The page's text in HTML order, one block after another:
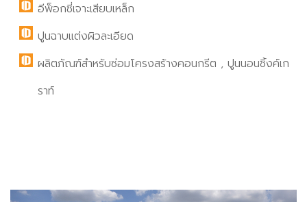
อีพ็อกซี่เจาะเสียบเหล็ก
ปูนฉาบแต่งผิวละเอียด
ผลิตภัณฑ์สำหรับซ่อมโครงสร้างคอนกรีต , ปูนนอนชิ้งค์เก
ราท์